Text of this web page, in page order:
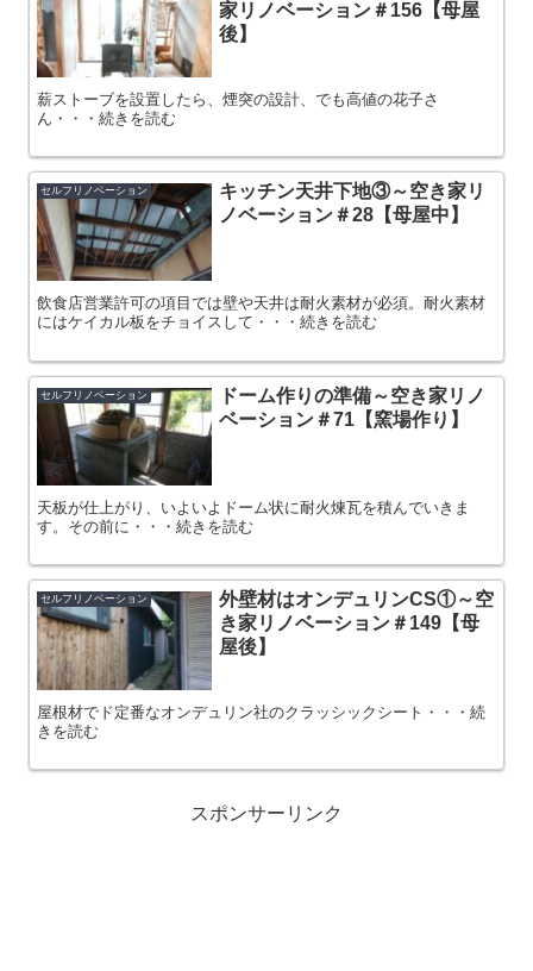
家リノベーション＃156【母屋
後】
薪ストーブを設置したら、煙突の設計、でも高値の花子さ
ん・・・続きを読む
セルフリノベーション
キッチン天井下地③～空き家リ
ノベーション＃28【母屋中】
飲食店営業許可の項目では壁や天井は耐火素材が必須。耐火素材
にはケイカル板をチョイスして・・・続きを読む
セルフリノベーション
ドーム作りの準備～空き家リノ
ベーション＃71【窯場作り】
天板が仕上がり、いよいよドーム状に耐火煉瓦を積んでいきま
す。その前に・・・続きを読む
セルフリノベーション
外壁材はオンデュリンCS①～空
き家リノベーション＃149【母
屋後】
屋根材でド定番なオンデュリン社のクラッシックシート・・・続
きを読む
スポンサーリンク